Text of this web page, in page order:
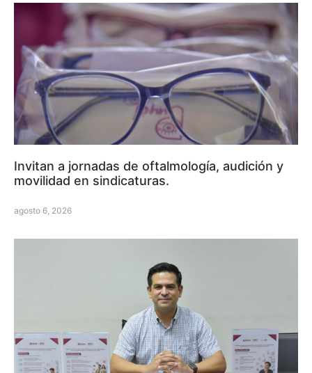
Invitan a jornadas de oftalmología, audición y
movilidad en sindicaturas.
agosto 6, 2026